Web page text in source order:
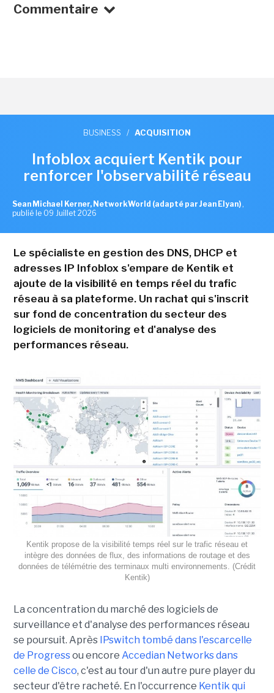
Commentaire
BUSINESS / ACQUISITION
Infoblox acquiert Kentik pour
renforcer l'observabilité réseau
Sean Michael Kerner, NetworkWorld (adapté par Jean Elyan) ,
publié le 09 Juillet 2026
Le spécialiste en gestion des DNS, DHCP et
adresses IP Infoblox s'empare de Kentik et
ajoute de la visibilité en temps réel du trafic
réseau à sa plateforme. Un rachat qui s'inscrit
sur fond de concentration du secteur des
logiciels de monitoring et d'analyse des
performances réseau.
Kentik propose de la visibilité temps réel sur le trafic réseau et
intègre des données de flux, des informations de routage et des
données de télémétrie des terminaux multi environnements. (Crédit
Kentik)
La concentration du marché des logiciels de
surveillance et d'analyse des performances réseau
se poursuit. Après IPswitch tombé dans l'escarcelle
de Progressou encore Accedian Networks dans
celle de Cisco, c'est au tour d'un autre pure player du
secteur d'être racheté. En l'occurrence Kentik qui